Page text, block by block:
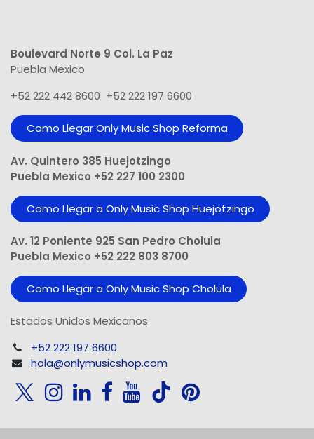
Boulevard Norte 9 Col. La Paz
Puebla Mexico
+52 222 442 8600 +52 222 197 6600
Como Llegar Only Music Shop​ Reforma
Av. Quintero 385 Huejotzingo
Puebla Mexico +52 227 100 2300
Como Llegar a Only Music Shop Huejotzingo
Av. 12 Poniente 925 San Pedro Cholula
Puebla Mexico +52 222 803 8700
Como Llegar a Only Music Shop Cholula
Estados Unidos Mexicanos
+52 222 197 6600
hola@onlymusicshop.com